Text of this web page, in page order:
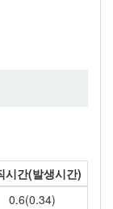
시간(발생시간)
0.6(0.34)